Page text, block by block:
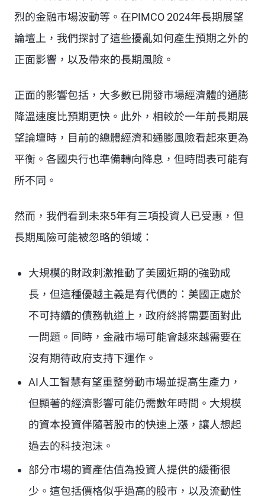
烈的金融市場波動等。在PIMCO 2024年長期展望
論壇上，我們探討了這些擾亂如何產生預期之外的
正面影響，以及帶來的長期風險。
正面的影響包括，大多數已開發市場經濟體的通膨
降溫速度比預期更快。此外，相較於一年前長期展
望論壇時，目前的總體經濟和通膨風險看起來更為
平衡。各國央行也準備轉向降息，但時間表可能有
所不同。
然而，我們看到未來5年有三項投資人已受惠，但
長期風險可能被忽略的領域：
大規模的財政刺激推動了美國近期的強勁成
長，但這種優越主義是有代價的：美國正處於
不可持續的債務軌道上，政府終將需要面對此
一問題。同時，金融市場可能會越來越需要在
沒有期待政府支持下運作。
AI人工智慧有望重整勞動市場並提高生產力，
但顯著的經濟影響可能仍需數年時間。大規模
的資本投資伴隨著股市的快速上漲，讓人想起
過去的科技泡沫。
部分市場的資產估值為投資人提供的緩衝很
少。這包括價格似乎過高的股市，以及流動性